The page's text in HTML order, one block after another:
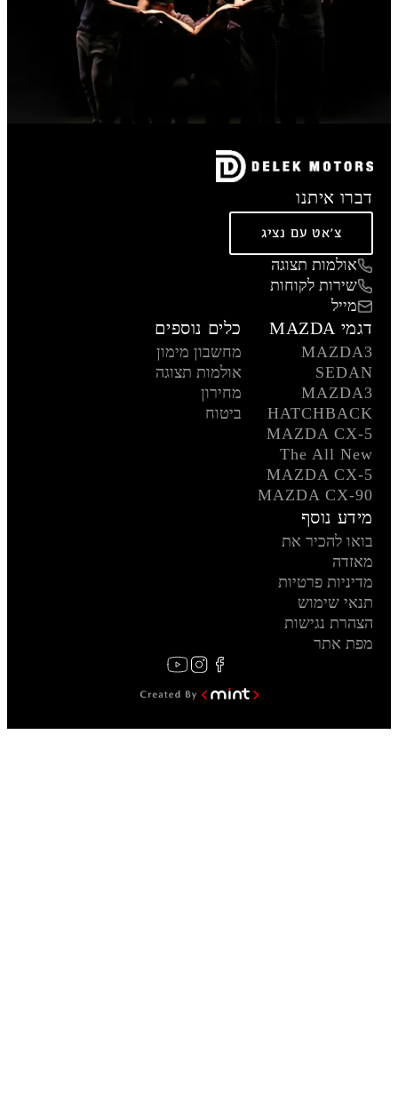
דברו איתנו
צ'אט עם נציג
אולמות תצוגה
שירות לקוחות
מייל
דגמי MAZDA
MAZDA3
SEDAN
MAZDA3
HATCHBACK
MAZDA CX-5
The All New
MAZDA CX-5
MAZDA CX-90
כלים נוספים
מחשבון מימון
אולמות תצוגה
מחירון
ביטוח
מידע נוסף
בואו להכיר את
מאזדה
מדיניות פרטיות
תנאי שימוש
הצהרת נגישות
מפת אתר